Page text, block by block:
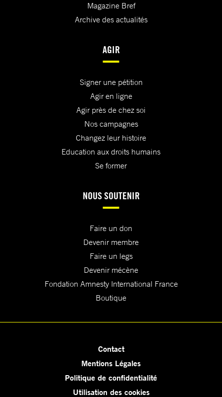
Magazine Bref
Archive des actualités
AGIR
Signer une pétition
Agir en ligne
Agir près de chez soi
Nos campagnes
Changez leur histoire
Education aux droits humains
Se former
NOUS SOUTENIR
Faire un don
Devenir membre
Faire un legs
Devenir mécène
Fondation Amnesty International France
Boutique
Contact
Mentions Légales
Politique de confidentialité
Utilisation des cookies